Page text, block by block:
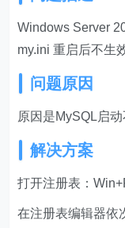
Windows Server
my.ini 重启后不生
问题原因
原因是MySQL启
解决方案
打开注册表：
在注册表编辑器依